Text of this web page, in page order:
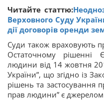
Читайте статтю:
Верховного Суду
дії договорів оренди
Суди також враховують
Остаточному рішенні
людини від 14 жовтня
України”, що згідно із
рішень та застосування
прав людини” є